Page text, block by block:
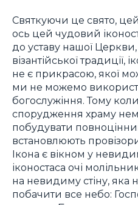
Святкуючи це свято,
ось цей чудовий
до уставу нашої Церкви,
візантійської традиції,
не є прикрасою, якої
ми не можемо
богослужіння. Тому коли
спорудження храму
побудувати
встановлюють
Ікона є вікном у
іконостаса очі
на невидиму стіну, яка
побачити все небо: